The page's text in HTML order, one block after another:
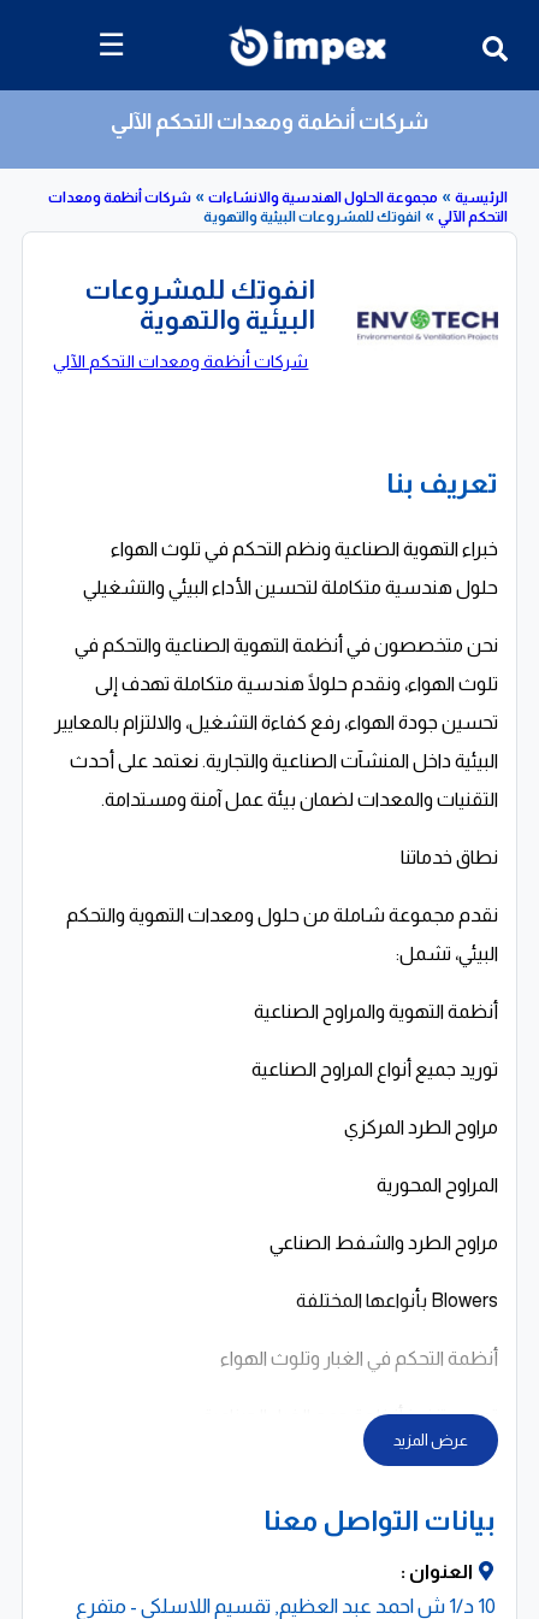
☰
شركات أنظمة ومعدات التحكم الآلي
»
مجموعة الحلول الهندسية والانشاءات
»
شركات أنظمة ومعدات
»
انفوتك للمشروعات
البيئية والتهوية
تعريف بنا
خبراء التهوية الصناعية ونظم التحكم في تلوث الهواء
حلول هندسية متكاملة لتحسين الأداء البيئي والتشغيلي
نحن متخصصون في أنظمة التهوية الصناعية والتحكم في
تلوث الهواء، ونقدم حلولًا هندسية متكاملة تهدف إلى
تحسين جودة الهواء، رفع كفاءة التشغيل، والالتزام بالمعايير
البيئية داخل المنشآت الصناعية والتجارية. نعتمد على أحدث
التقنيات والمعدات لضمان بيئة عمل آمنة ومستدامة.
نطاق خدماتنا
نقدم مجموعة شاملة من حلول ومعدات التهوية والتحكم
البيئي، تشمل:
أنظمة التهوية والمراوح الصناعية
توريد جميع أنواع المراوح الصناعية
مراوح الطرد المركزي
المراوح المحورية
مراوح الطرد والشفط الصناعي
Blowers بأنواعها المختلفة
أنظمة التحكم في الغبار وتلوث الهواء
توريد وتنفيذ أنظمة جمع الغبار الصناعية
فلاتر الكارتريدج (Cartridge Filters)
حلول مخصصة وفق طبيعة كل صناعة ومعايير السلامة
عرض المزيد
بيانات التواصل معنا
العنوان :
10 د/1 ش احمد عبد العظيم, تقسيم اللاسلكى - متفرع